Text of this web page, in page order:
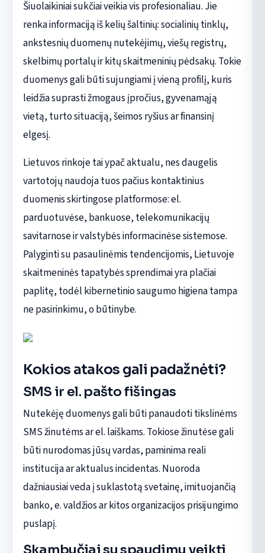
Šiuolaikiniai sukčiai veikia vis profesionaliau. Jie
renka informaciją iš kelių šaltinių: socialinių tinklų,
ankstesnių duomenų nutekėjimų, viešų registrų,
skelbimų portalų ir kitų skaitmeninių pėdsakų. Tokie
duomenys gali būti sujungiami į vieną profilį, kuris
leidžia suprasti žmogaus įpročius, gyvenamąją
vietą, turto situaciją, šeimos ryšius ar finansinį
elgesį.
Lietuvos rinkoje tai ypač aktualu, nes daugelis
vartotojų naudoja tuos pačius kontaktinius
duomenis skirtingose platformose: el.
parduotuvėse, bankuose, telekomunikacijų
savitarnose ir valstybės informacinėse sistemose.
Palyginti su pasaulinėmis tendencijomis, Lietuvoje
skaitmeninės tapatybės sprendimai yra plačiai
paplitę, todėl kibernetinio saugumo higiena tampa
ne pasirinkimu, o būtinybe.
Kokios atakos gali padažnėti?
SMS ir el. pašto fišingas
Nutekėję duomenys gali būti panaudoti tikslinėms
SMS žinutėms ar el. laiškams. Tokiose žinutėse gali
būti nurodomas jūsų vardas, paminima reali
institucija ar aktualus incidentas. Nuoroda
dažniausiai veda į suklastotą svetainę, imituojančią
banko, e. valdžios ar kitos organizacijos prisijungimo
puslapį.
Skambučiai su spaudimu veikti